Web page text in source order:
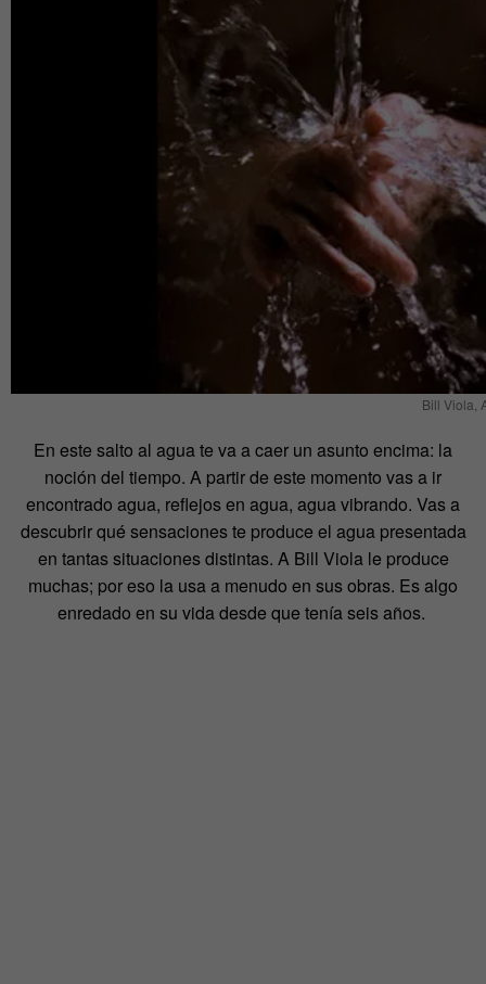
Bill Viola,
En este salto al agua te va a caer un asunto encima: la
noción del tiempo. A partir de este momento vas a ir
encontrado agua, reflejos en agua, agua vibrando. Vas a
descubrir qué sensaciones te produce el agua presentada
en tantas situaciones distintas. A Bill Viola le produce
muchas; por eso la usa a menudo en sus obras. Es algo
enredado en su vida desde que tenía seis años.